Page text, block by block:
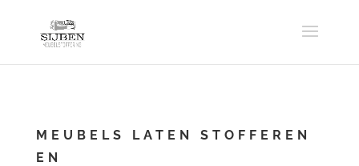
MEUBELS LATEN STOFFEREN
EN